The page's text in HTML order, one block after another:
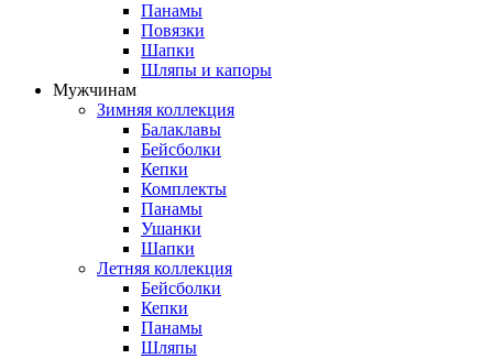
Панамы
Повязки
Шапки
Шляпы и капоры
Мужчинам
Зимняя коллекция
Балаклавы
Бейсболки
Кепки
Комплекты
Панамы
Ушанки
Шапки
Летняя коллекция
Бейсболки
Кепки
Панамы
Шляпы